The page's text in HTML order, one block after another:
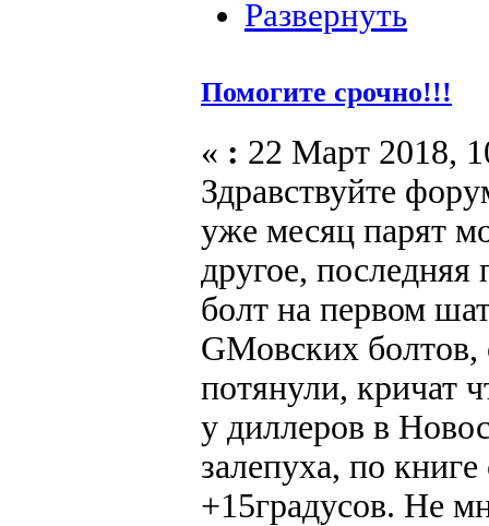
Помогите срочно!!!
« : 22 Март 2018,
Здравствуйте
уже месяц парят
другое,
болт на первом
GMовских
потянули, кричат
у диллеров в
залепуха, по
+15градусов. Не